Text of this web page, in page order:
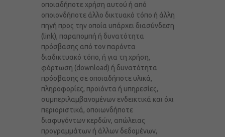
οποιαδήποτε χρήση αυτού ή από
οποιονδήποτε άλλο δικτυακό τόπο ή άλλη
πηγή προς την οποία υπάρχει διασύνδεση
(link), παραπομπή ή δυνατότητα
πρόσβασης από τον παρόντα
διαδικτυακό τόπο, ή για τη χρήση,
φόρτωση (download) ή δυνατότητα
πρόσβασης σε οποιαδήποτε υλικά,
πληροφορίες, προϊόντα ή υπηρεσίες,
συμπεριλαμβανομένων ενδεικτικά και όχι
περιοριστικά, οποιωνδήποτε
διαφυγόντων κερδών, απώλειας
προγραμμάτων ή άλλων δεδομένων,